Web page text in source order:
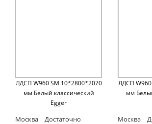
ЛДСП W960 SM 10*2800*2070
мм Белый классический
Egger
Москва Достаточно
ЛДСП
мм
Москва